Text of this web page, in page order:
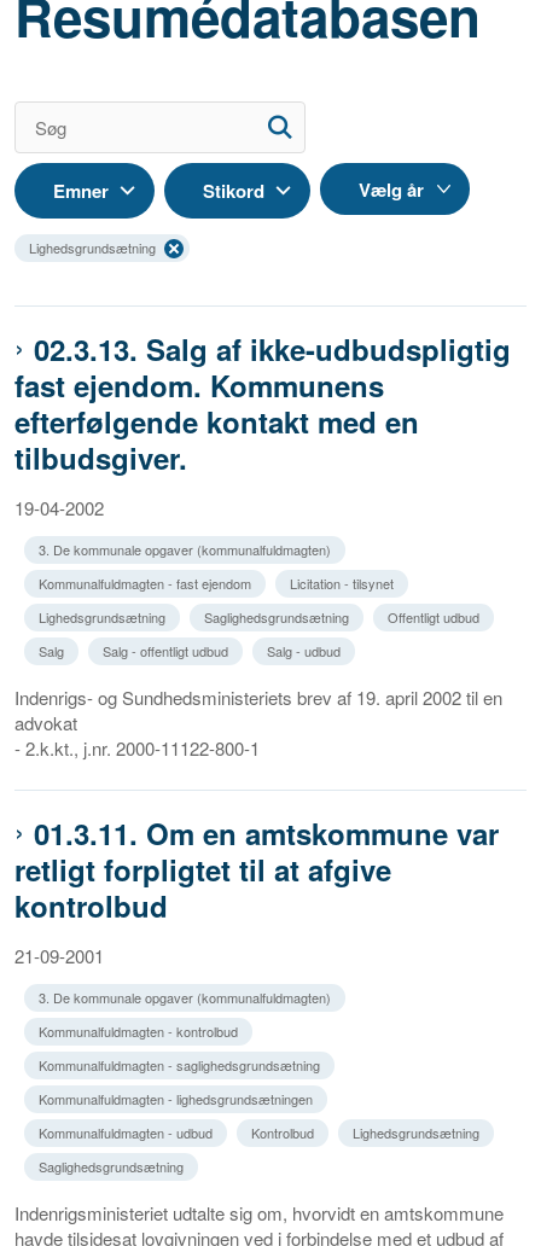
Resumédatabasen
Emner Stikord
Lighedsgrundsætning
02.3.13. Salg af ikke-udbudspligtig
fast ejendom. Kommunens
efterfølgende kontakt med en
tilbudsgiver.
19-04-2002
3. De kommunale opgaver (kommunalfuldmagten)
Kommunalfuldmagten - fast ejendom
Licitation - tilsynet
Lighedsgrundsætning
Saglighedsgrundsætning
Offentligt udbud
Salg
Salg - offentligt udbud Salg - udbud
Indenrigs- og Sundhedsministeriets brev af 19. april 2002 til en
advokat
- 2.k.kt., j.nr. 2000-11122-800-1
01.3.11. Om en amtskommune var
retligt forpligtet til at afgive
kontrolbud
21-09-2001
3. De kommunale opgaver (kommunalfuldmagten)
Kommunalfuldmagten - kontrolbud
Kommunalfuldmagten - saglighedsgrundsætning
Kommunalfuldmagten - lighedsgrundsætningen
Kommunalfuldmagten - udbud
Kontrolbud
Lighedsgrundsætning
Saglighedsgrundsætning
Indenrigsministeriet udtalte sig om, hvorvidt en amtskommune
havde tilsidesat lovgivningen ved i forbindelse med et udbud af